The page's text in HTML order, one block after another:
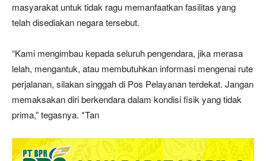
masyarakat untuk tidak ragu memanfaatkan fasilitas yang
telah disediakan negara tersebut.
“Kami mengimbau kepada seluruh pengendara, jika merasa
lelah, mengantuk, atau membutuhkan informasi mengenai rute
perjalanan, silakan singgah di Pos Pelayanan terdekat. Jangan
memaksakan diri berkendara dalam kondisi fisik yang tidak
prima,” tegasnya. *Tan